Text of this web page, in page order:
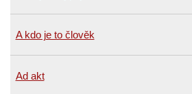
A kdo je to člověk
Ad akt